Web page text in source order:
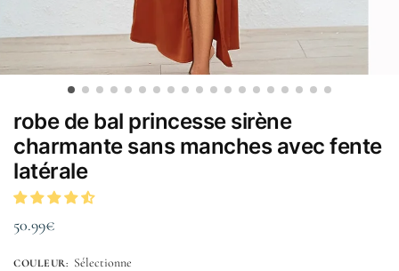
robe de bal princesse sirène
charmante sans manches avec fente
latérale
50.99€
COULEUR: Sélectionne